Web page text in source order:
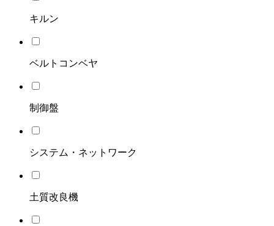
キルン
ベルトコンベヤ
制御盤
システム・ネットワーク
土質改良機